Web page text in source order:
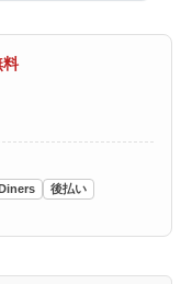
料
Diners
後払い